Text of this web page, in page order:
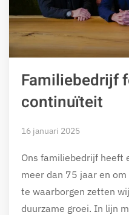
Familiebedrijf
continuïteit
16 januari 2025
Ons familiebedrijf heeft
meer dan 75 jaar en
te waarborgen zetten
duurzame groei. In lijn